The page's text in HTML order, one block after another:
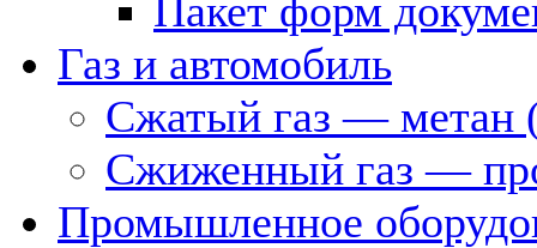
Пакет форм
Газ и автомобиль
Сжатый газ — метан
Сжиженный газ —
Промышленное